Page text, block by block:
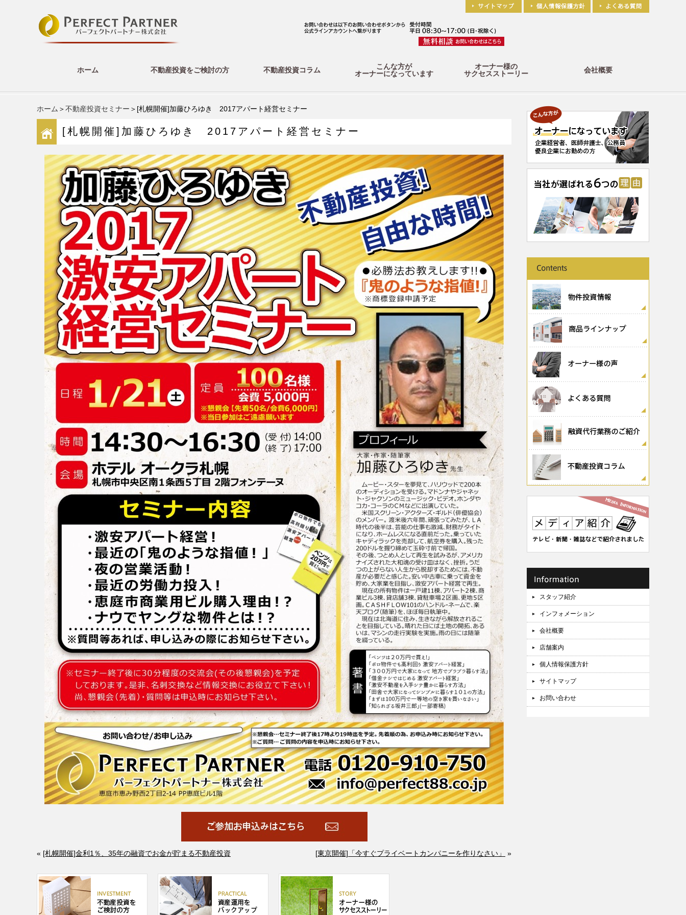
ホーム 不動産投資をご検討の方 不動産投資コラム
こんな方が
オーナーになっています
オーナー様の
サクセスストーリー
会社概要
ホーム ＞不動産投資セミナー ＞[札幌開催]加藤ひろゆき 2017アパート経営セミナー
[札幌開催]加藤ひろゆき 2017アパート経営セミナー
« [札幌開催]金利1％、35年の融資でお金が貯まる不動産投資 [東京開催]「今すぐプライベートカンパニーを作りなさい」 »
スタッフ紹介
インフォメーション
会社概要
店舗案内
個人情報保護方針
サイトマップ
お問い合わせ